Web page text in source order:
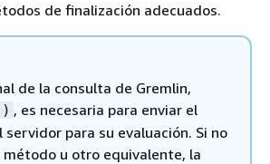
de finalización adecuados.
de la consulta de Gremlin,
, es necesaria para enviar el
servidor para su evaluación. Si no
método u otro equivalente, la